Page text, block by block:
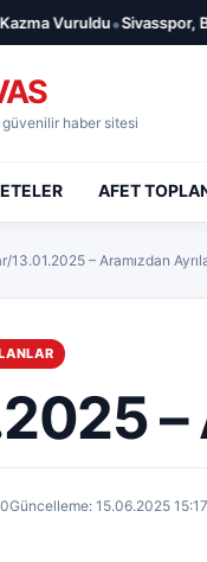
Vuruldu•Sivasspor,
güvenilir haber sitesi
AFET
/13.01.2025 – Aramızdan
–
Güncelleme: 15.06.2025 15:17